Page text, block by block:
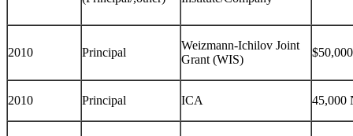
2010 Principal
Weizmann-Ichilov Joint
Grant (WIS)
$50,000
2010 Principal ICA 45,000